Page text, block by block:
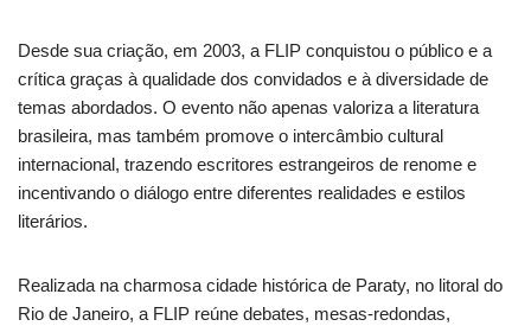
Desde sua criação, em 2003, a FLIP conquistou o público e a
crítica graças à qualidade dos convidados e à diversidade de
temas abordados. O evento não apenas valoriza a literatura
brasileira, mas também promove o intercâmbio cultural
internacional, trazendo escritores estrangeiros de renome e
incentivando o diálogo entre diferentes realidades e estilos
literários.
Realizada na charmosa cidade histórica de Paraty, no litoral do
Rio de Janeiro, a FLIP reúne debates, mesas-redondas,